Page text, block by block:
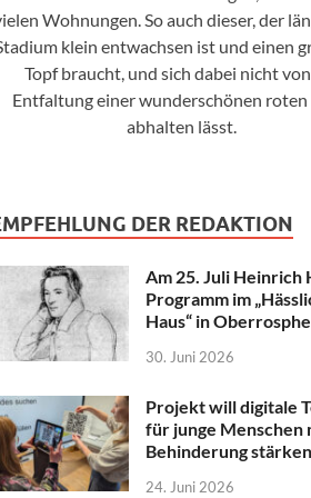
Wohnungen. So auch dieser, der
klein entwachsen ist und einen
Topf braucht, und sich dabei nicht
Entfaltung einer wunderschönen
abhalten lässt.
DER REDAKTION
Am 25. Juli Heinrich
Programm im
Haus“ in Oberrosphe
30. Juni 2026
Projekt will digitale
für junge Menschen
Behinderung stärken
24. Juni 2026